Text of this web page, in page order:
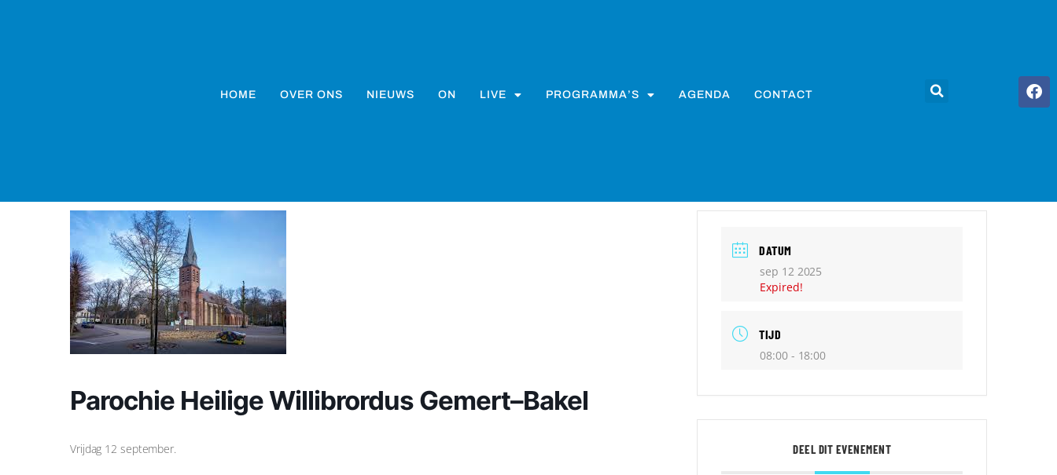
HOME OVER ONS NIEUWS ON LIVE PROGRAMMA’S AGENDA CONTACT
Parochie Heilige Willibrordus Gemert–Bakel
Vrijdag 12 september.
DATUM
sep 12 2025
Expired!
TIJD
08:00 - 18:00
DEEL DIT EVENEMENT